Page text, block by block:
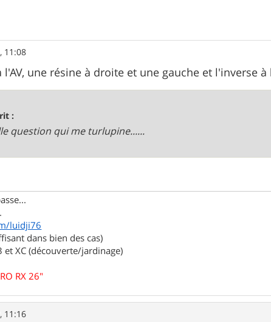
11:08
une résine à droite et une gauche et l'inverse
:
question qui me turlupine......
luidji76
dans bien des cas)
et XC (découverte/jardinage)
RX 26"
11:16